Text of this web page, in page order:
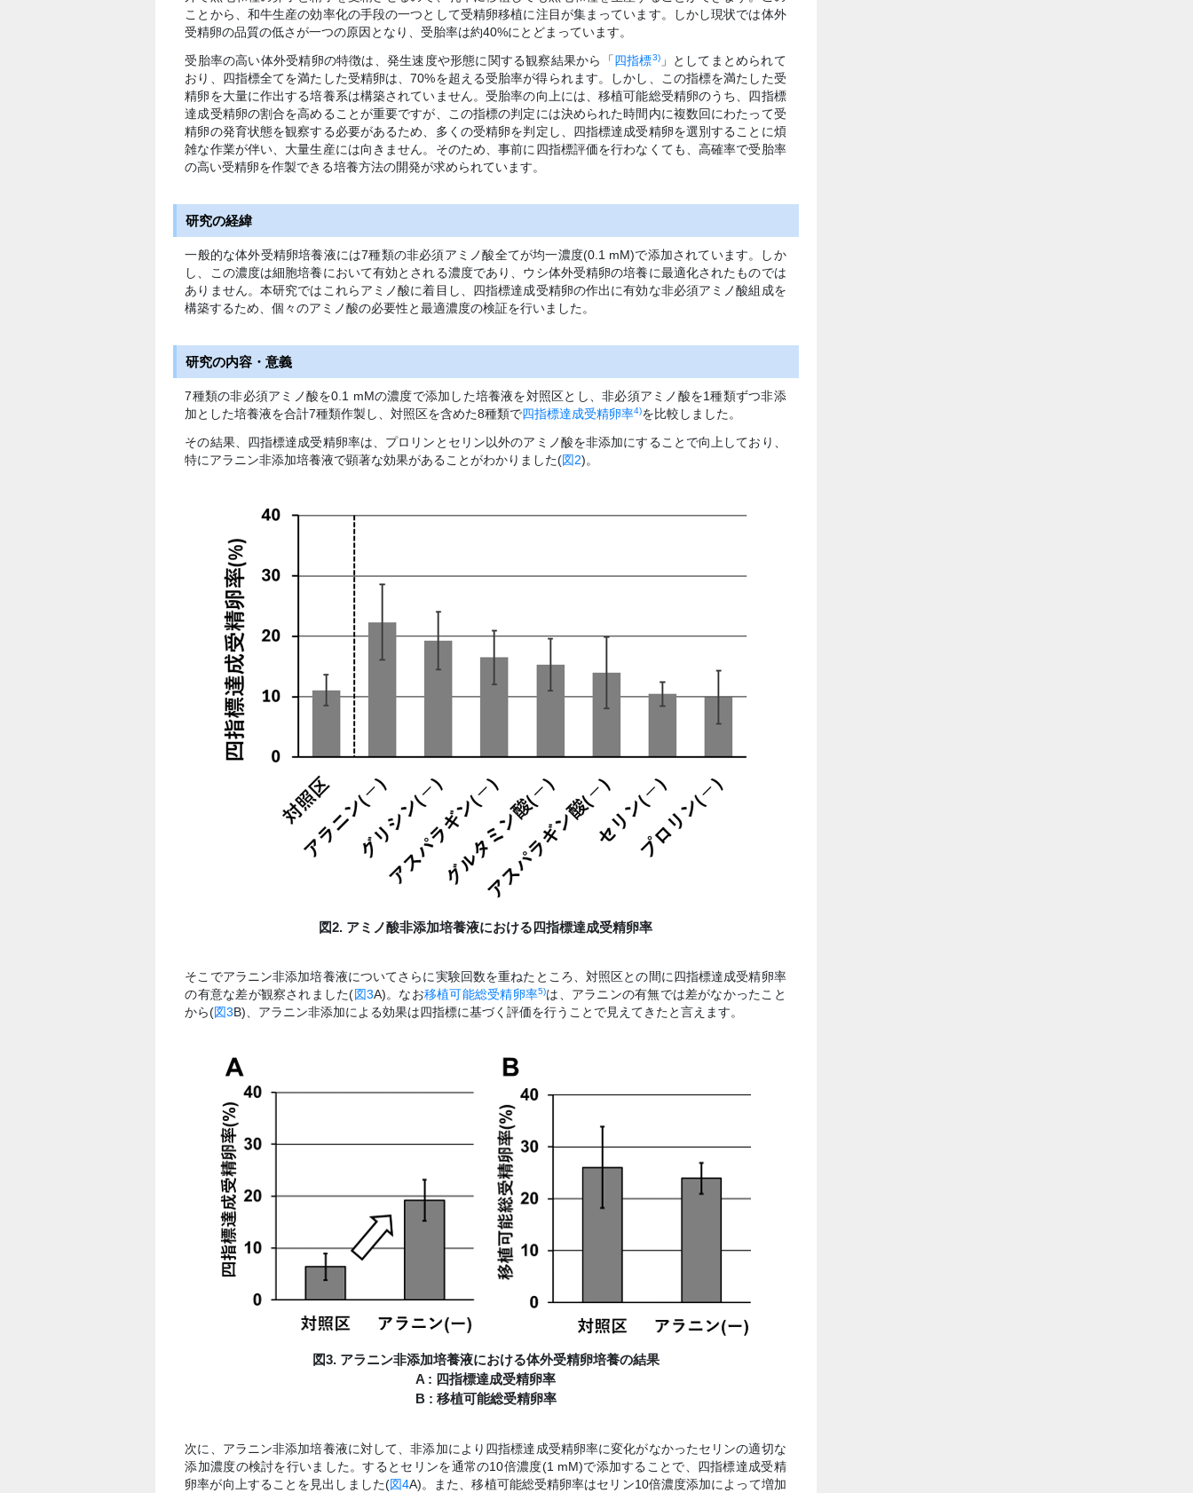
ことから、和牛生産の効率化の手段の一つとして受精卵移植に注目が集まっています。しかし現状では体外
受精卵の品質の低さが一つの原因となり、受胎率は約40%にとどまっています。
受胎率の高い体外受精卵の特徴は、発生速度や形態に関する観察結果から「四指標3)」としてまとめられて
おり、四指標全てを満たした受精卵は、70%を超える受胎率が得られます。しかし、この指標を満たした受
精卵を大量に作出する培養系は構築されていません。受胎率の向上には、移植可能総受精卵のうち、四指標
達成受精卵の割合を高めることが重要ですが、この指標の判定には決められた時間内に複数回にわたって受
精卵の発育状態を観察する必要があるため、多くの受精卵を判定し、四指標達成受精卵を選別することに煩
雑な作業が伴い、大量生産には向きません。そのため、事前に四指標評価を行わなくても、高確率で受胎率
の高い受精卵を作製できる培養方法の開発が求められています。
研究の経緯
一般的な体外受精卵培養液には7種類の非必須アミノ酸全てが均一濃度(0.1 mM)で添加されています。しか
し、この濃度は細胞培養において有効とされる濃度であり、ウシ体外受精卵の培養に最適化されたものでは
ありません。本研究ではこれらアミノ酸に着目し、四指標達成受精卵の作出に有効な非必須アミノ酸組成を
構築するため、個々のアミノ酸の必要性と最適濃度の検証を行いました。
研究の内容・意義
7種類の非必須アミノ酸を0.1 mMの濃度で添加した培養液を対照区とし、非必須アミノ酸を1種類ずつ非添
加とした培養液を合計7種類作製し、対照区を含めた8種類で四指標達成受精卵率4)を比較しました。
その結果、四指標達成受精卵率は、プロリンとセリン以外のアミノ酸を非添加にすることで向上しており、
特にアラニン非添加培養液で顕著な効果があることがわかりました(図2)。
図2. アミノ酸非添加培養液における四指標達成受精卵率
そこでアラニン非添加培養液についてさらに実験回数を重ねたところ、対照区との間に四指標達成受精卵率
の有意な差が観察されました(図3A)。なお移植可能総受精卵率5)は、アラニンの有無では差がなかったこと
から(図3B)、アラニン非添加による効果は四指標に基づく評価を行うことで見えてきたと言えます。
図3. アラニン非添加培養液における体外受精卵培養の結果
A : 四指標達成受精卵率
B : 移植可能総受精卵率
次に、アラニン非添加培養液に対して、非添加により四指標達成受精卵率に変化がなかったセリンの適切な
添加濃度の検討を行いました。するとセリンを通常の10倍濃度(1 mM)で添加することで、四指標達成受精
卵率が向上することを見出しました(図4A)。また、移植可能総受精卵率はセリン10倍濃度添加によって増加